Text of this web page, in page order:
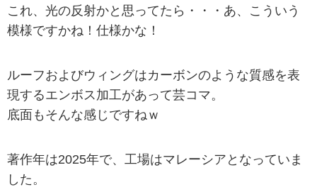
これ、光の反射かと思ってたら・・・あ、こういう
模様ですかね！仕様かな！
ルーフおよびウィングはカーボンのような質感を表
現するエンボス加工があって芸コマ。
底面もそんな感じですねｗ
著作年は2025年で、工場はマレーシアとなっていま
した。